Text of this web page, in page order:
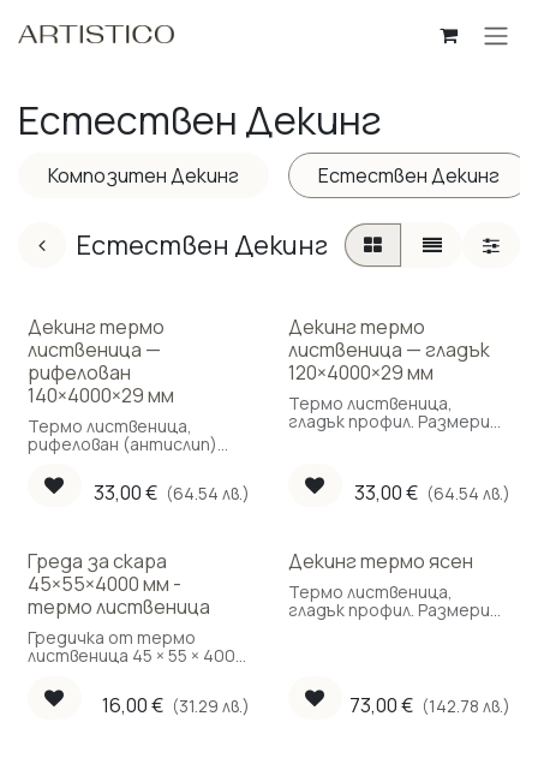
Естествен Декинг
Композитен Декинг Естествен Декинг
Естествен Декинг
Декинг термо
лиственица —
рифелован
140×4000×29 мм
Термо лиственица,
рифелован (антислип)
профил. Размери 140 ×
4000 × 29 мм. За външни
тераси и декинг.
33,00€ (64.54 лв.)
Декинг термо
лиственица — гладък
120×4000×29 мм
Термо лиственица,
гладък профил. Размери
120 × 4000 × 29 мм. За
33,00€ (64.54 лв.)
Греда за скара
45×55×4000 мм -
термо лиственица
Гредичка от термо
лиственица 45 × 55 × 4000
Произвежда се по заявка.
16,00€ (31.29 лв.)
Декинг термо ясен
Термо лиственица,
гладък профил. Размери
73,00€ (142.78 лв.)